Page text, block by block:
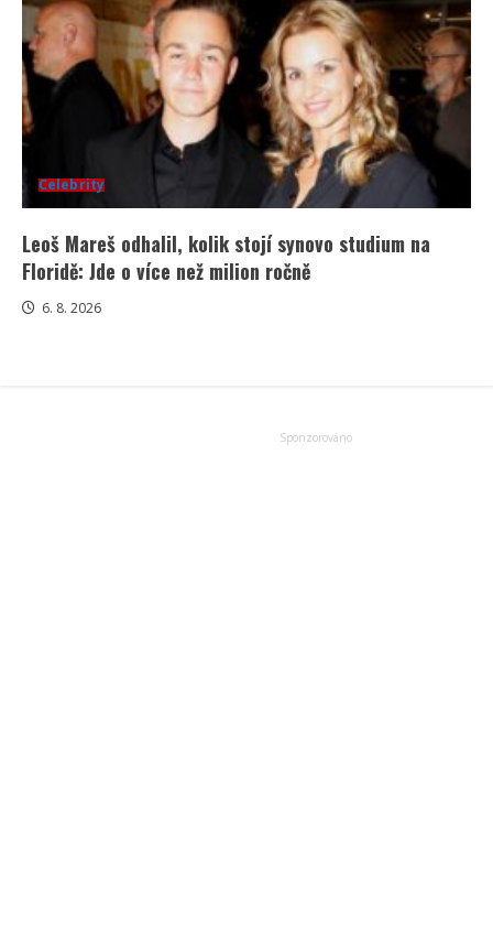
Celebrity
Leoš Mareš odhalil, kolik stojí synovo studium na
Floridě: Jde o více než milion ročně
6. 8. 2026